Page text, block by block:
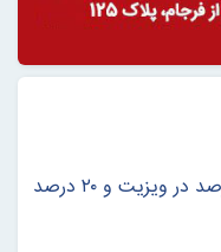
* ۲۵ درصد تخفیف در آرایش و ۳۰ درصد در ویزیت و ۲۰ درصد